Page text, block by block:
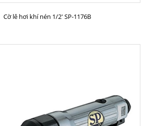
Cờ lê hơi khí nén 1/2' SP-1176B